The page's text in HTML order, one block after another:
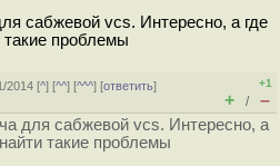
сабжевой vcs. Интересно, а где
проблемы
2014 [^] [^^] [^^^] [ответить]
+1
+ / –
для сабжевой vcs. Интересно, а
такие проблемы